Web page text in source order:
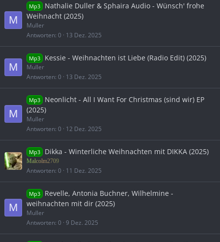
M
Mp3
Nathalie Duller & Sphaira Audio - Wünsch' frohe
Weihnacht (2025)
Muller
Antworten 0 13 Dez. 2025
M
Mp3 Kessie - Weihnachten ist Liebe (Radio Edit) (2025)
Muller
Antworten 0 13 Dez. 2025
M
Mp3
Neonlicht - All I Want For Christmas (sind wir) EP
(2025)
Muller
Antworten 0 12 Dez. 2025
Mp3 Dikka - Winterliche Weihnachten mit DIKKA (2025)
Malcolm2709
Antworten 0 11 Dez. 2025
M
Mp3
Revelle, Antonia Buchner, Wilhelmine -
weihnachten mit dir (2025)
Muller
Antworten 0 9 Dez. 2025